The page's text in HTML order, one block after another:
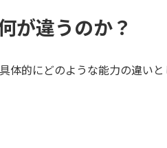
が違うのか？
的にどのような能力の違い